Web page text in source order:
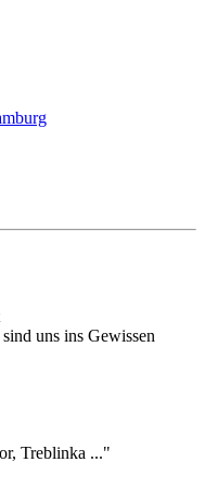
uns ins Gewissen
Treblinka ..."